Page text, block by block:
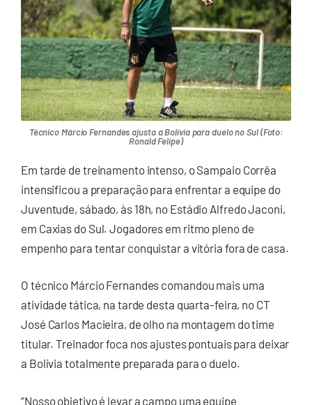
Técnico Márcio Fernandes ajusta a Bolívia para duelo no Sul (Foto:
Ronald Felipe)
Em tarde de treinamento intenso, o Sampaio Corrêa
intensificou a preparação para enfrentar a equipe do
Juventude, sábado, às 18h, no Estádio Alfredo Jaconi,
em Caxias do Sul. Jogadores em ritmo pleno de
empenho para tentar conquistar a vitória fora de casa.
O técnico Márcio Fernandes comandou mais uma
atividade tática, na tarde desta quarta-feira, no CT
José Carlos Macieira, de olho na montagem do time
titular. Treinador foca nos ajustes pontuais para deixar
a Bolívia totalmente preparada para o duelo.
“Nosso objetivo é levar a campo uma equipe